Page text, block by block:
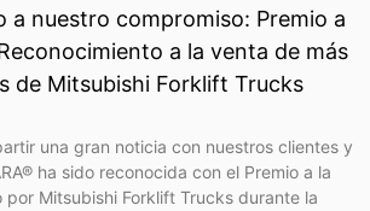
a nuestro compromiso: Premio a
a la venta de más
de Mitsubishi Forklift Trucks
una gran noticia con nuestros clientes y
ha sido reconocida con el Premio a la
por Mitsubishi Forklift Trucks durante la